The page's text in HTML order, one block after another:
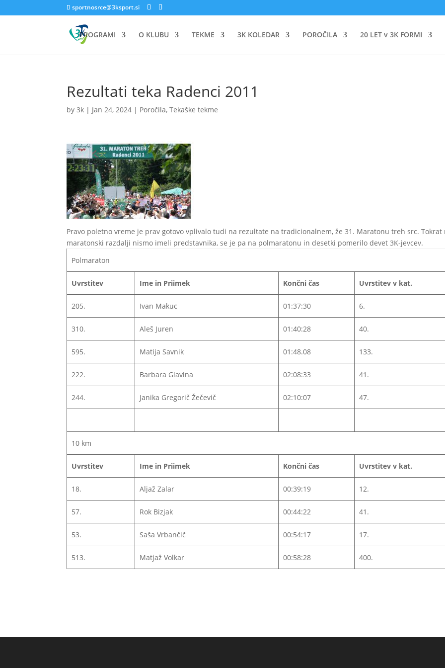
sportnosrce@3ksport.si
PROGRAMI O KLUBU TEKME 3K KOLEDAR POROČILA 20 LET v 3K FORMI
Rezultati teka Radenci 2011
by3k | Jan 24, 2024 | Poročila,Tekaške tekme
Pravo poletno vreme je prav gotovo vplivalo tudi na rezultate na tradicionalnem, že 31. Maratonu treh src. Tokrat
maratonski razdalji nismo imeli predstavnika, se je pa na polmaratonu in desetki pomerilo devet 3K-jevcev.
Polmaraton
Uvrstitev Ime in Priimek Končni čas Uvrstitev v kat.
205. Ivan Makuc 01:37:30 6.
310. Aleš Juren 01:40:28 40.
595. Matija Savnik 01:48.08 133.
222. Barbara Glavina 02:08:33 41.
244. Janika Gregorič Žečevič 02:10:07 47.
10 km
Uvrstitev Ime in Priimek Končni čas Uvrstitev v kat.
18. Aljaž Zalar 00:39:19 12.
57. Rok Bizjak 00:44:22 41.
53. Saša Vrbančič 00:54:17 17.
513. Matjaž Volkar 00:58:28 400.